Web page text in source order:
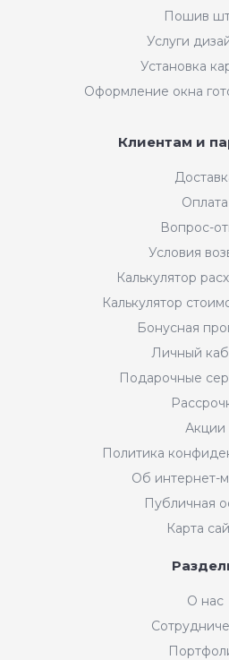
Пошив
Услуги
Установка
Оформление окна
Клиентам и
Оплата
Вопрос-
Условия
Калькулятор
Калькулятор
Бонусная
Личный
Подарочные
Акции
Политика
Об интернет-
Публичная
Карта
О нас